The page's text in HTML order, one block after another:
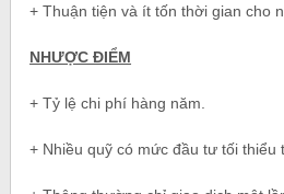
+ Thuận tiện và ít tốn thời gian cho
NHƯỢC ĐIỂM
+ Tỷ lệ chi phí hàng năm.
+ Nhiều quỹ có mức đầu tư tối thiểu